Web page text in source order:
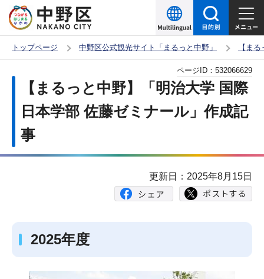
の
ー
す
トップページ 中野区公式観光サイト「まるっと中野」 【ま
【まるっと中野】「明治大学 国際
日本学部 佐藤ゼミナール」作成記
事
ページID： 532066629
更新日：2025年8月15日
2025年度